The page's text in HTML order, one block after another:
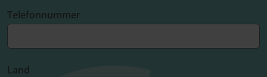
Telefonnummer
Land